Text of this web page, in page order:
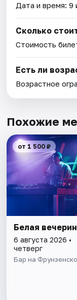
Дата и время:9
Сколько
Стоимость
Есть ли
Возрастное
Похожие
от 1 500 ₽
Белая
6 августа 2026 •
четверг
Бар на